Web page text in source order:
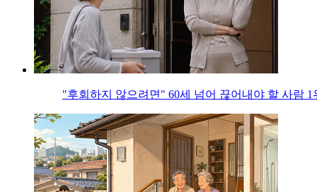
"후회하지 않으려면" 60세 넘어 끊어내야 할 사람 1